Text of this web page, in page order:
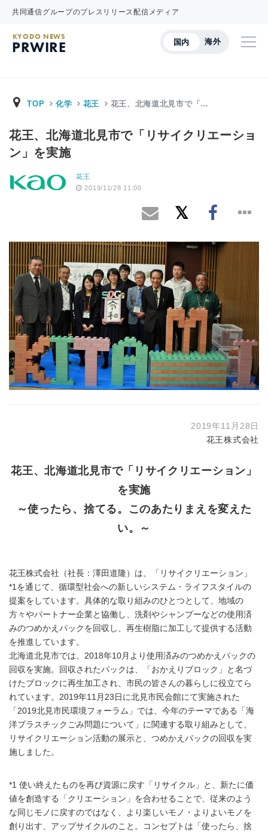
共同通信グループのプレスリリース配信メディア
国内 海外
KYODO NEWS
PRWIRE
TOP 化学 花王 花王、北海道北見市で「…
花王、北海道北見市で「リサイクリエーショ
ン」を実施
花王
2019/11/28 11:00
2019年11月28日
花王株式会社
花王、北海道北見市で「リサイクリエーション」
を実施
～使ったら、捨てる。このあたりまえを変えた
い。～
花王株式会社（社長：澤田道隆）は、「リサイクリエーション」
*1を通じて、循環型社会への新しいシステム・ライフスタイルの
提案をしています。具体的な取り組みのひとつとして、地域の
方々やパートナー企業と協働し、洗剤やシャンプーなどの使用済
みのつめかえパックを回収し、再生樹脂に加工して提供する活動
を推進しています。
北海道北見市では、2018年10月より使用済みのつめかえパックの
回収を実施。回収されたパックは、「おかえりブロック」と名づ
けたブロックに再生加工され、市民の皆さんの暮らしに役立てら
れています。2019年11月23日に北見市民会館にて実施された
「2019北見市民環境フォーラム」では、今年のテーマである「海
洋プラスチックごみ問題について」に関連する取り組みとして、
リサイクリエーション活動の展示と、つめかえパックの回収を実
施しました。
*1 使い終えたものを再び資源に戻す「リサイクル」と、新たに価
値を創造する「クリエーション」を合わせることで、従来のよう
な同じモノに戻すのではなく、より楽しいモノ・よりよいモノを
創り出す、アップサイクルのこと。コンセプトは「使ったら、捨